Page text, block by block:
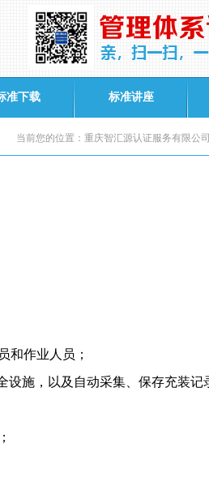
准下载 标准讲座
当前您的位置：重庆智汇源认证服务有限公
和作业人员；
设施，以及自动采集、保存充装记